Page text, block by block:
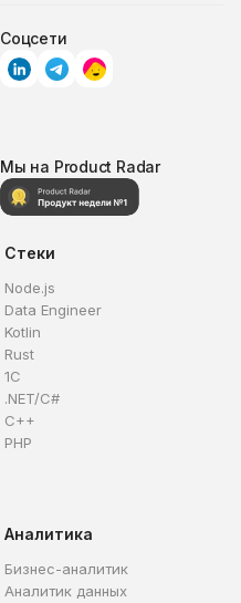
Соцсети
Мы на Product Radar
Стеки
Node.js
Data Engineer
Kotlin
Rust
1C
.NET/C#
C++
PHP
Аналитика
Бизнес-аналитик
Аналитик данных